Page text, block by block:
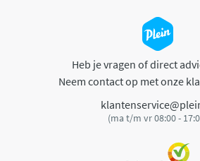
Heb je vragen of direct
Neem contact op met onze
(ma t/m vr 08:00 -